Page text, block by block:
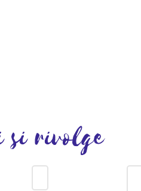
si rivolge